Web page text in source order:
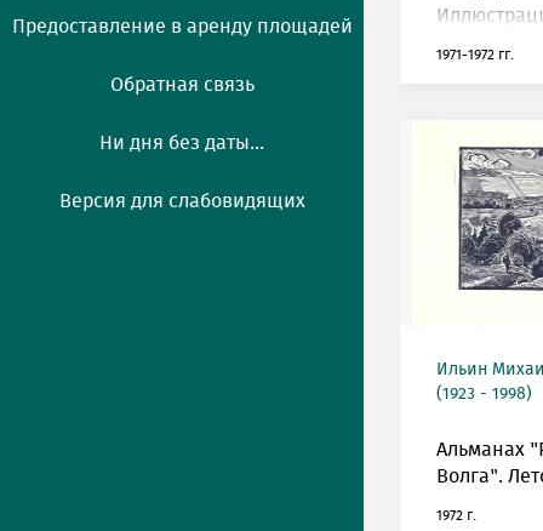
Предоставление в аренду площадей
Обратная связь
Ни дня без даты...
Версия для слабовидящих
1971-1972 гг.
Ильин
(1923 - 1998)
Альманах
Волга".
1972 г.